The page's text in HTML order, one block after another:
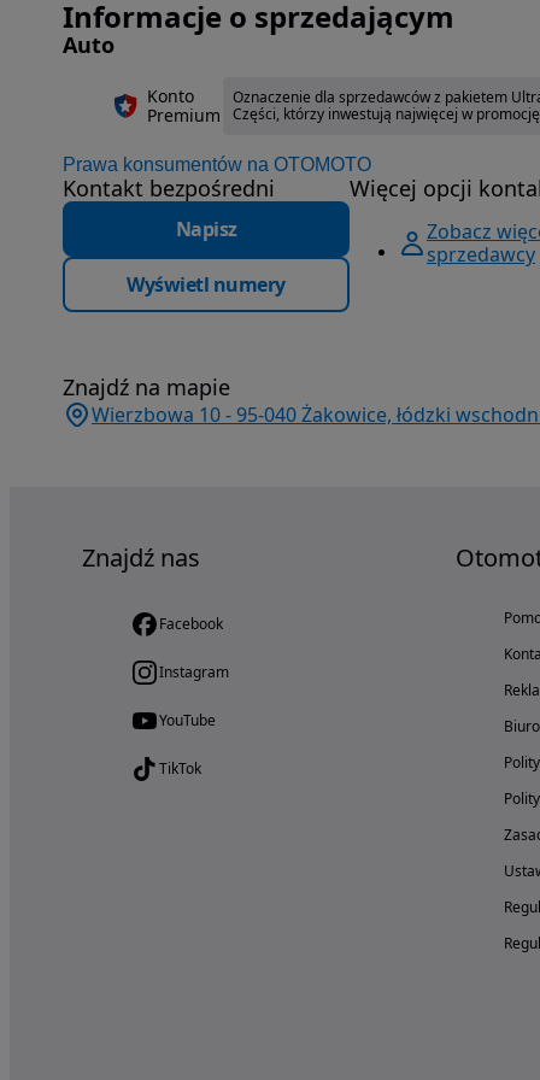
Informacje o sprzedającym
Auto
Konto
Premium
Oznaczenie dla sprzedawców z pakietem
Części, którzy inwestują najwięcej w
Prawa konsumentów na OTOMOTO
Kontakt bezpośredni
Napisz
Wyświetl numery
Więcej opcji
Zobacz
sprzedawcy
Znajdź na mapie
Wierzbowa 10 - 95-040 Żakowice, łódzki
Znajdź nas
Facebook
Instagram
YouTube
TikTok